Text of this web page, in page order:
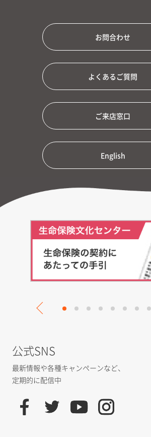
お問合わせ
よくあるご質問
ご来店窓口
English
公式SNS
最新情報や各種キャンペーンなど、
定期的に配信中